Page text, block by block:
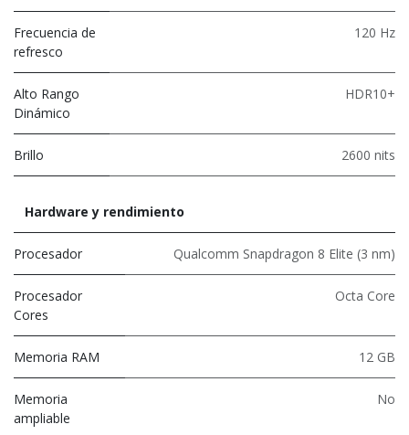
Frecuencia de
refresco
120 Hz
Alto Rango
Dinámico
HDR10+
Brillo 2600 nits
Hardware y rendimiento
Procesador Qualcomm Snapdragon 8 Elite (3 nm)
Procesador
Cores
Octa Core
Memoria RAM 12 GB
Memoria
ampliable
No